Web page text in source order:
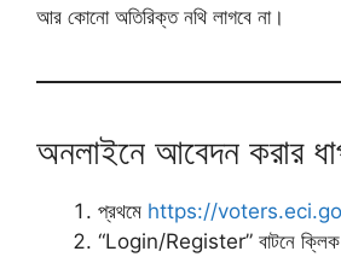
আর কোনো অতিরিক্ত নথি লাগবে না।
অনলাইনে আবেদন করার
প্রথমে https://
“Login/Register” বাটনে